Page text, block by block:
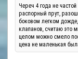
Череч 4 года не
распорный прут,
боковом легком
клапанов, считаю это
целом можно смело
цена не маленькая